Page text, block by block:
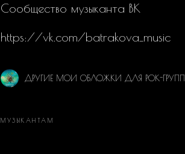
Сообщество музыканта ВК
https://vk.com/batrakova_music
ДРУГИЕ МОИ ОБЛОЖКИ ДЛЯ РОК-ГРУПП
МУЗЫКАНТАМ